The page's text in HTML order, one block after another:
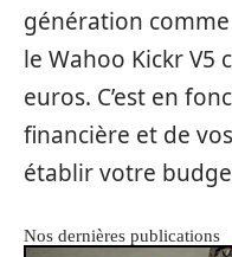
génération comme
le Wahoo Kickr V5
euros. C’est en
financière et de
établir votre
Nos dernières publications